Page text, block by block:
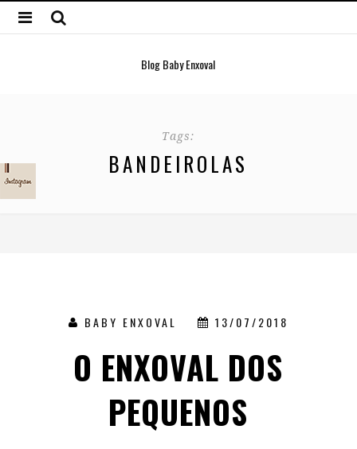
Blog Baby Enxoval
Tags:
BANDEIROLAS
BABY ENXOVAL 13/07/2018
O ENXOVAL DOS
PEQUENOS